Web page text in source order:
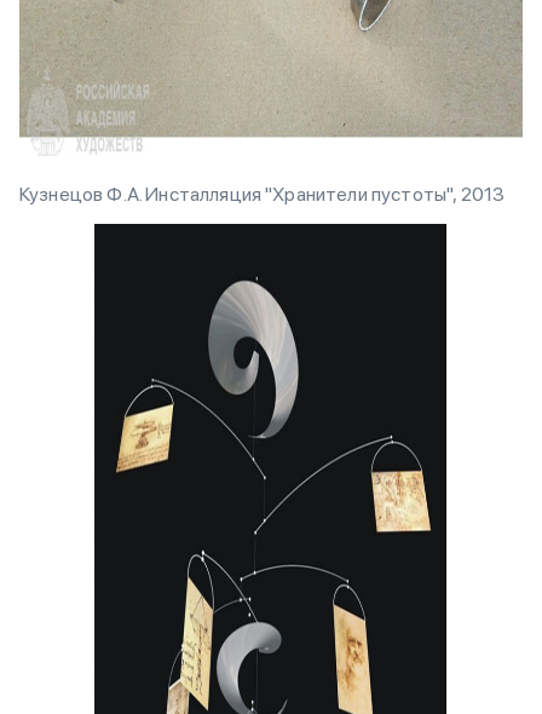
Кузнецов Ф.А. Инсталляция "Хранители пустоты", 2013